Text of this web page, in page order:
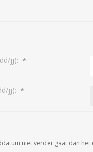
jj): *
jj): *
niet verder gaat dan